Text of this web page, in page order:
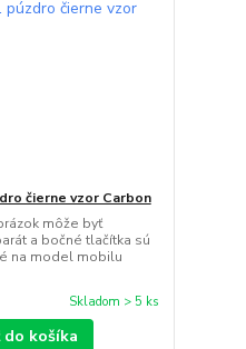
čierne vzor Carbon
môže byť
a bočné tlačítka sú
na model mobilu
Skladom > 5 ks
do košíka